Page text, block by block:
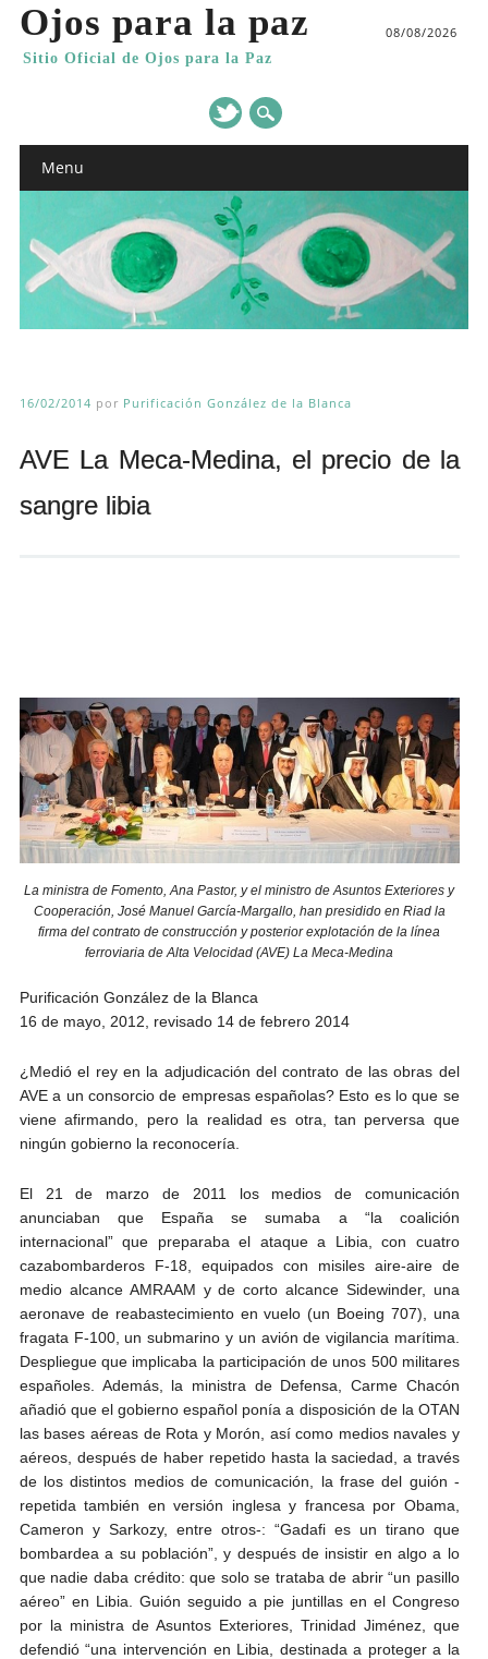
Ojos para la paz
Sitio Oficial de Ojos para la Paz
08/08/2026
Main menu
Menu
16/02/2014 por Purificación González de la Blanca
AVE La Meca-Medina, el precio de la
sangre libia
La ministra de Fomento, Ana Pastor, y el ministro de Asuntos Exteriores y
Cooperación, José Manuel García-Margallo, han presidido en Riad la
firma del contrato de construcción y posterior explotación de la línea
ferroviaria de Alta Velocidad (AVE) La Meca-Medina
Purificación González de la Blanca
16 de mayo, 2012, revisado 14 de febrero 2014
¿Medió el rey en la adjudicación del contrato de las obras del
AVE a un consorcio de empresas españolas? Esto es lo que se
viene afirmando, pero la realidad es otra, tan perversa que
ningún gobierno la reconocería.
El 21 de marzo de 2011 los medios de comunicación
anunciaban que España se sumaba a “la coalición
internacional” que preparaba el ataque a Libia, con cuatro
cazabombarderos F-18, equipados con misiles aire-aire de
medio alcance AMRAAM y de corto alcance Sidewinder, una
aeronave de reabastecimiento en vuelo (un Boeing 707), una
fragata F-100, un submarino y un avión de vigilancia marítima.
Despliegue que implicaba la participación de unos 500 militares
españoles. Además, la ministra de Defensa, Carme Chacón
añadió que el gobierno español ponía a disposición de la OTAN
las bases aéreas de Rota y Morón, así como medios navales y
aéreos, después de haber repetido hasta la saciedad, a través
de los distintos medios de comunicación, la frase del guión -
repetida también en versión inglesa y francesa por Obama,
Cameron y Sarkozy, entre otros-: “Gadafi es un tirano que
bombardea a su población”, y después de insistir en algo a lo
que nadie daba crédito: que solo se trataba de abrir “un pasillo
aéreo” en Libia. Guión seguido a pie juntillas en el Congreso
por la ministra de Asuntos Exteriores, Trinidad Jiménez, que
defendió “una intervención en Libia, destinada a proteger a la